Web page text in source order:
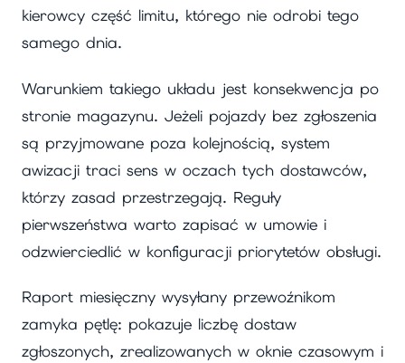
kierowcy część limitu, którego nie odrobi tego
samego dnia.
Warunkiem takiego układu jest konsekwencja po
stronie magazynu. Jeżeli pojazdy bez zgłoszenia
są przyjmowane poza kolejnością, system
awizacji traci sens w oczach tych dostawców,
którzy zasad przestrzegają. Reguły
pierwszeństwa warto zapisać w umowie i
odzwierciedlić w konfiguracji priorytetów obsługi.
Raport miesięczny wysyłany przewoźnikom
zamyka pętlę: pokazuje liczbę dostaw
zgłoszonych, zrealizowanych w oknie czasowym i